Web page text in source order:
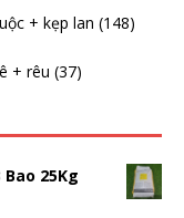
+ kẹp lan (148)
+ rêu (37)
Bao 25Kg